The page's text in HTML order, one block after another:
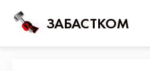
ЗАБАСТКОМ